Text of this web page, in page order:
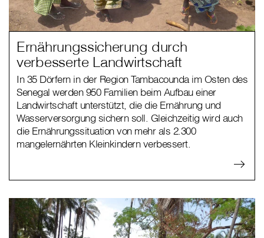
Ernährungssicherung durch
verbesserte Landwirtschaft
In 35 Dörfern in der Region Tambacounda im Osten des
Senegal werden 950 Familien beim Aufbau einer
Landwirtschaft unterstützt, die die Ernährung und
Wasserversorgung sichern soll. Gleichzeitig wird auch
die Ernährungssituation von mehr als 2.300
mangelernährten Kleinkindern verbessert.